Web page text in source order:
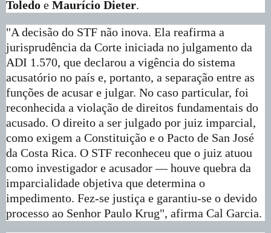
Toledo e Maurício Dieter.
"A decisão do STF não inova. Ela reafirma a
jurisprudência da Corte iniciada no julgamento da
ADI 1.570, que declarou a vigência do sistema
acusatório no país e, portanto, a separação entre as
funções de acusar e julgar. No caso particular, foi
reconhecida a violação de direitos fundamentais do
acusado. O direito a ser julgado por juiz imparcial,
como exigem a Constituição e o Pacto de San José
da Costa Rica. O STF reconheceu que o juiz atuou
como investigador e acusador — houve quebra da
imparcialidade objetiva que determina o
impedimento. Fez-se justiça e garantiu-se o devido
processo ao Senhor Paulo Krug", afirma Cal Garcia.